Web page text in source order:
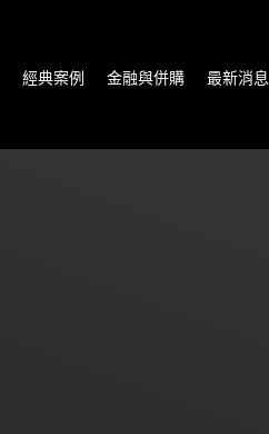
經典案例 金融與併購 最新消息